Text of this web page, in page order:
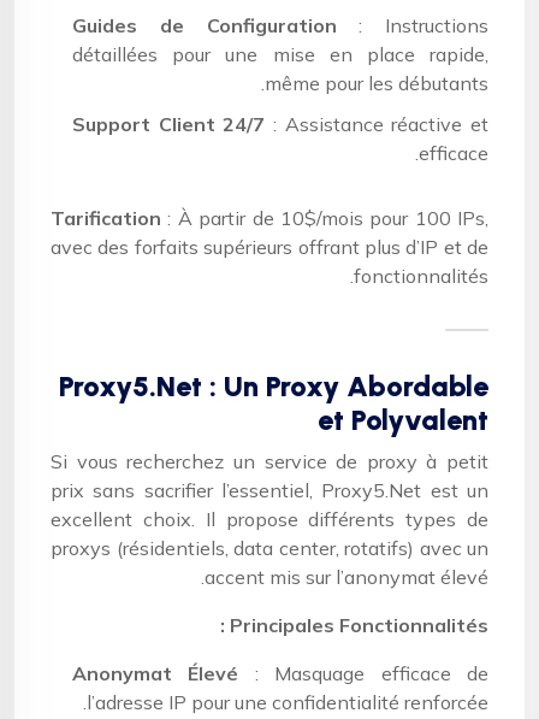
Guides de Configuration : Instructions
détaillées pour une mise en place rapide,
même pour les débutants.
Support Client 24/7 : Assistance réactive et
efficace.
Tarification : À partir de 10$/mois pour 100 IPs,
avec des forfaits supérieurs offrant plus d’IP et de
fonctionnalités.
Proxy5.Net : Un Proxy Abordable
et Polyvalent
Si vous recherchez un service de proxy à petit
prix sans sacrifier l’essentiel, Proxy5.Net est un
excellent choix. Il propose différents types de
proxys (résidentiels, data center, rotatifs) avec un
accent mis sur l’anonymat élevé.
Principales Fonctionnalités :
Anonymat Élevé : Masquage efficace de
l’adresse IP pour une confidentialité renforcée.